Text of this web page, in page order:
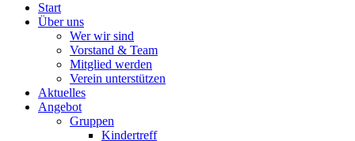
Start
Über uns
Wer wir sind
Vorstand & Team
Mitglied werden
Verein unterstützen
Aktuelles
Angebot
Gruppen
Kindertreff